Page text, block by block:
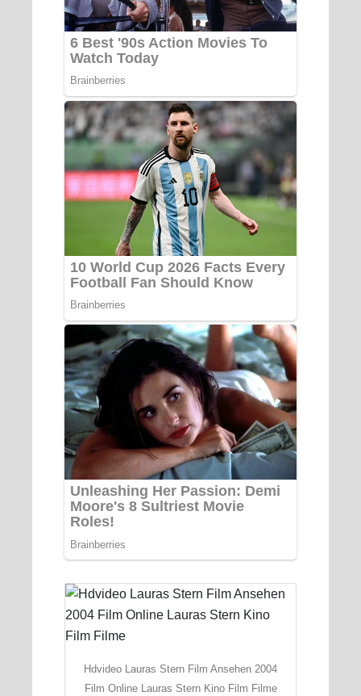
Hdvideo Lauras Stern Film Ansehen 2004
Film Online Lauras Stern Kino Film Filme